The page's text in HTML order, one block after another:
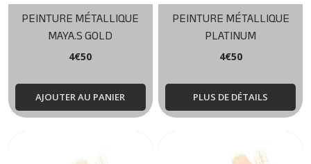
PEINTURE MÉTALLIQUE
MAYA.S GOLD
4€50
AJOUTER AU PANIER
PEINTURE MÉTALLIQUE
PLATINUM
4€50
PLUS DE DÉTAILS